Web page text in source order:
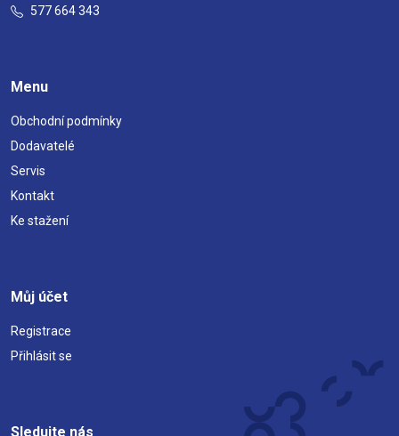
577 664 343
Menu
Obchodní podmínky
Dodavatelé
Servis
Kontakt
Ke stažení
Můj účet
Registrace
Přihlásit se
Sledujte nás